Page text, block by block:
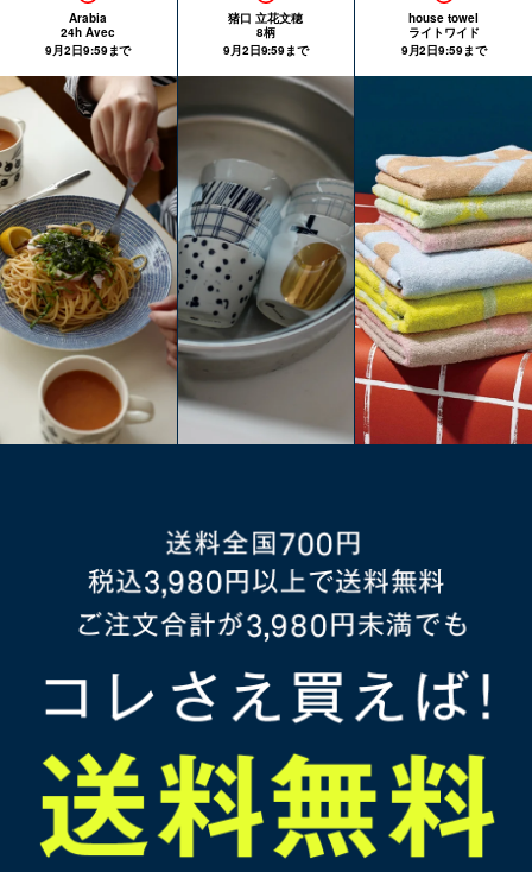
Arabia
24h Avec
9月2日9:59まで
猪口 立花文穂
8柄
9月2日9:59まで
house towel
ライトワイド
9月2日9:59まで